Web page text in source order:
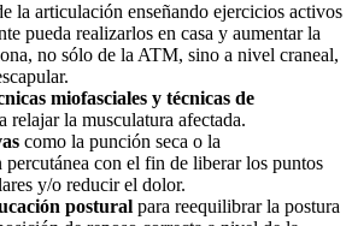
la articulación enseñando ejercicios activos
pueda realizarlos en casa y aumentar la
no sólo de la ATM, sino a nivel craneal,
miofasciales y técnicas de
relajar la musculatura afectada.
como la punción seca o la
con el fin de liberar los puntos
y/o reducir el dolor.
postural para reequilibrar la postura